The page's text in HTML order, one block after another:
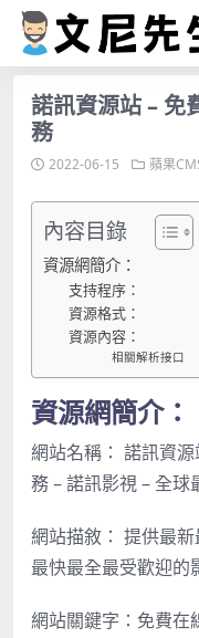
諾訊資源站 – 免
務
2022-06-15 蘋果
內容目錄
資源網簡介：
支持程序：
資源格式：
資源內容：
相關解析接口
資源網簡介：
網站名稱： 諾訊資
務 – 諾訊影視 – 全球
網站描敘： 提供最
最快最全最受歡迎的
網站關鍵字：免費在